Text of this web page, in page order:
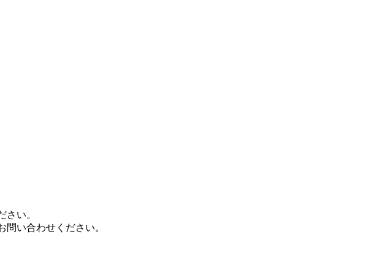
さい。
問い合わせください。